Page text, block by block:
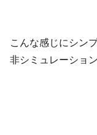
こんな感じにシン
非シミュレーショ